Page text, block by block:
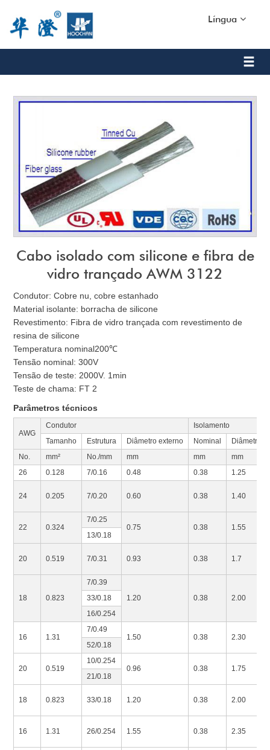
Língua
Cabo isolado com silicone e fibra de
vidro trançado AWM 3122
Condutor: Cobre nu, cobre estanhado
Material isolante: borracha de silicone
Revestimento: Fibra de vidro trançada com revestimento de
resina de silicone
Temperatura nominal200℃
Tensão nominal: 300V
Tensão de teste: 2000V. 1min
Teste de chama: FT 2
Parâmetros técnicos
AWG
Condutor
Isolamento
Tamanho
Estrutura Diâmetro externo Nominal
Diâmetro
No.
mm² No./mm mm mm
mm
26
0.128 7/0.16 0.48 0.38 1.25
24 0.205 7/0.20 0.60 0.38 1.40
22 0.324
7/0.25
0.75
0.38
1.55
13/0.18
20 0.519 7/0.31 0.93 0.38 1.7
18 0.823
7/0.39
1.20
0.38 2.00
33/0.18
16/0.254
16 1.31
7/0.49
1.50
0.38
2.30
52/0.18
20 0.519
10/0.254
0.96
0.38
1.75
21/0.18
18 0.823 33/0.18 1.20 0.38 2.00
16 1.31 26/0.254 1.55 0.38 2.35